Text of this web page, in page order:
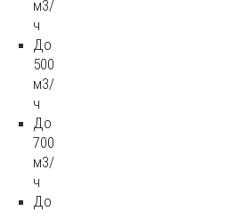
м3/
ч
До
500
м3/
ч
До
700
м3/
ч
До